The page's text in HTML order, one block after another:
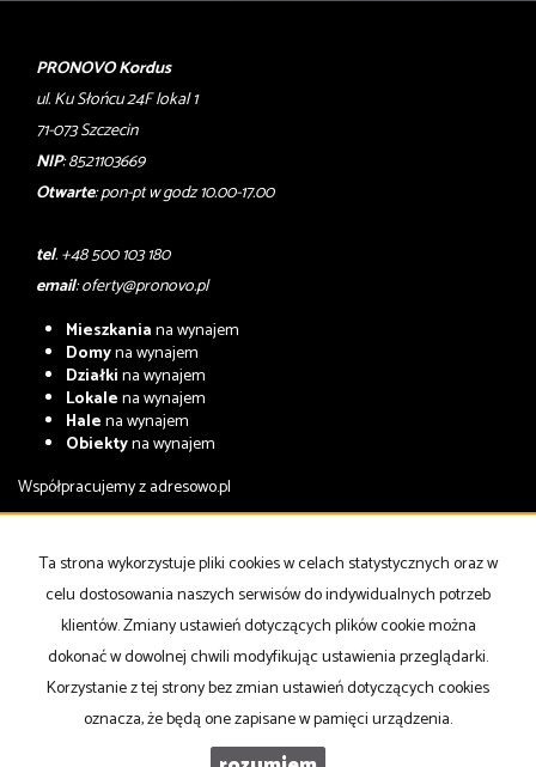
PRONOVO Kordus
ul. Ku Słońcu 24F lokal 1
71-073 Szczecin
NIP: 8521103669
Otwarte: pon-pt w godz 10.00-17.00
tel. +48 500 103 180
email:oferty@pronovo.pl
Mieszkaniana wynajem
Domyna wynajem
Działkina wynajem
Lokalena wynajem
Halena wynajem
Obiektyna wynajem
Współpracujemy zadresowo.pl
Domyna sprzedaż
Działkina sprzedaż
Lokalena sprzedaż
Halena sprzedaż
Obiekty na sprzedaż
Strona główna notatnik Kup Sprzedaj Kontakt
Ta strona wykorzystuje pliki cookies w celach statystycznych oraz w
celu dostosowania naszych serwisów do indywidualnych potrzeb
klientów. Zmiany ustawień dotyczących plików cookie można
dokonać w dowolnej chwili modyfikując ustawienia przeglądarki.
Korzystanie z tej strony bez zmian ustawień dotyczących cookies
oznacza, że będą one zapisane w pamięci urządzenia.